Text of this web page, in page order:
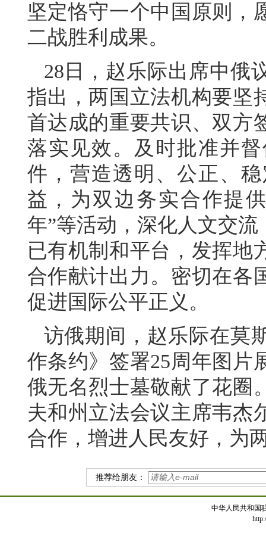
坚定恪守一个中国原则，
二战胜利成果。
28日，赵乐际出席中俄
指出，两国立法机构要坚
首达成的重要共识、双方
落实见效。及时批准并
件，营造透明、公正、
益，为双边务实合作提
年”等活动，深化人文交
已有机制和平台，发挥地
合作献计出力。密切在各
促进国际公平正义。
访俄期间，赵乐际在莫
作条约》签署25周年图片
俄无名烈士墓敬献了花圈
夫和州立法会议主席韦杰
合作，增进人民友好，为
推荐给朋友：
中华人民共和国